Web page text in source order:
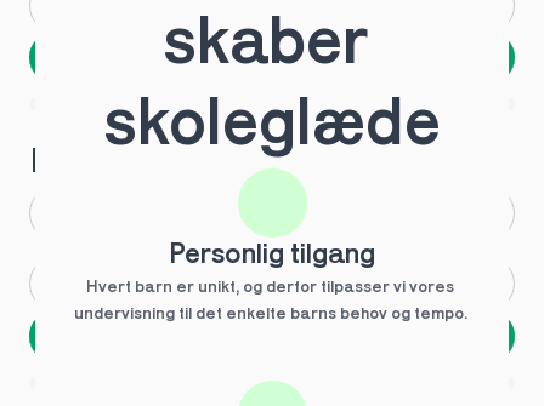
Næste
1 ud af 9 for at finde den rette tutor
Hvilken årgang?
2.g Andet
1 ud af 9 for at finde den rette tutor
skaber
skoleglæde
Personlig tilgang
Hvert barn er unikt, og derfor tilpasser vi vores
undervisning til det enkelte barns behov og tempo.